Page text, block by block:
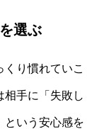
選ぶ
り慣れていこ
相手に「失敗し
という安心感を